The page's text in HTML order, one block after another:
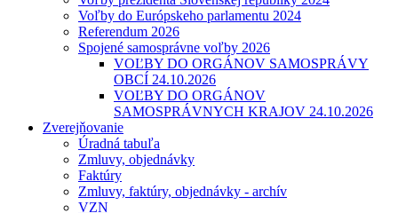
Voľby do Európskeho parlamentu 2024
Referendum 2026
Spojené samosprávne voľby 2026
VOĽBY DO ORGÁNOV SAMOSPRÁVY
OBCÍ 24.10.2026
VOĽBY DO ORGÁNOV
SAMOSPRÁVNYCH KRAJOV 24.10.2026
Zverejňovanie
Úradná tabuľa
Zmluvy, objednávky
Faktúry
Zmluvy, faktúry, objednávky - archív
VZN